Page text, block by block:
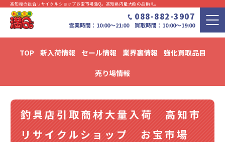
高知県の総合リサイクルショップお宝市場満Q。⾼知県内最⼤級の品揃え。
088-882-3907
営業時間：10:00〜21:00 買取時間：10:00～19:00
TOP 新入荷情報 セール情報 業界裏情報 強化買取品目
売り場情報
新入荷・セール情報・リユース情報 ブログ
釣具店引取商材大量入荷 高知市
リサイクルショップ お宝市場